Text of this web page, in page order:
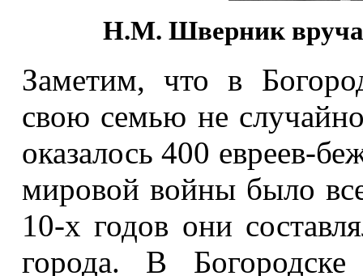
Н.М. Шверник
Заметим, что в
свою семью не
оказалось 400 евреев-
мировой войны было
10-х годов они
города. В